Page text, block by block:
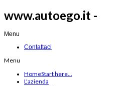
www.autoego.it -
Menu
Contattaci
Menu
HomeStart here...
L'azienda